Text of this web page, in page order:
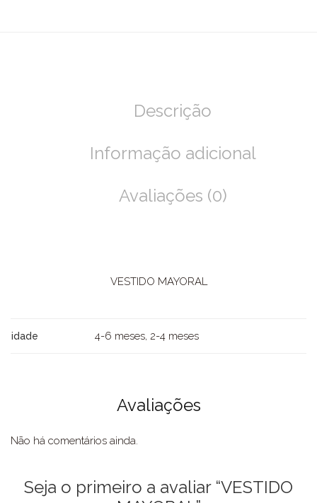
Descrição
Informação adicional
Avaliações (0)
VESTIDO MAYORAL
idade 4-6 meses, 2-4 meses
Avaliações
Não há comentários ainda.
Seja o primeiro a avaliar “VESTIDO